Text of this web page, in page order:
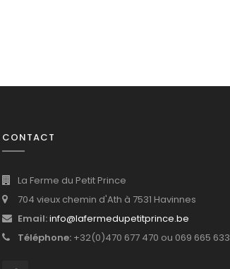
CONTACT
La Ferme du Petit Prince
704 vieux chemin d'Ath à 7531 Havinnes
Email:info@lafermedupetitprince.be
Téléphone:+32(0)470 677 470 ou 069 665 633